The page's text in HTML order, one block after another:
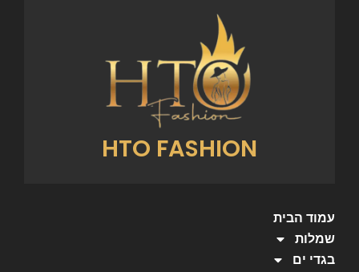
HTO FASHION
עמוד הבית
שמלות
בגדי ים